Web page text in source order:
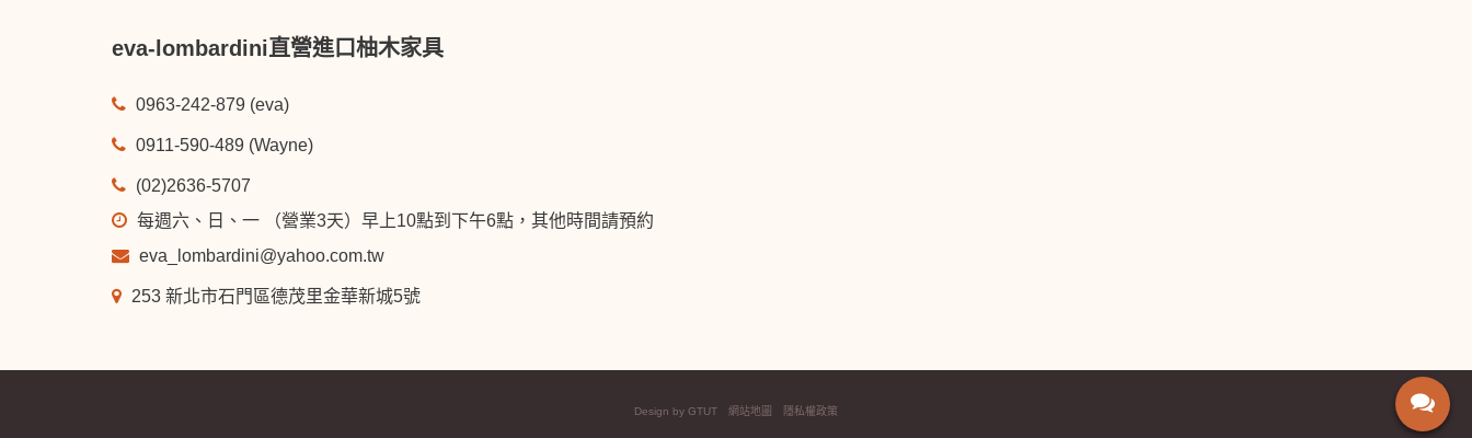
eva-lombardini直營進口柚木家具
0963-242-879 (eva)
0911-590-489 (Wayne)
(02)2636-5707
每週六、日、一 （營業3天）早上10點到下午6點，其他時間請預約
eva_lombardini@yahoo.com.tw
253 新北市石門區德茂里金華新城5號
Design by GTUT 網站地圖 隱私權政策